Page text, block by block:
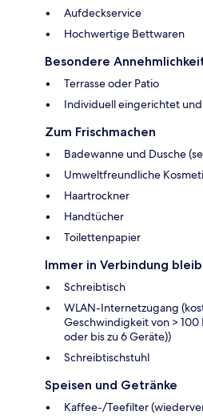
Aufdeckservice
Hochwertige Bettwaren
Besondere
Terrasse oder Patio
Individuell eingerichtet
Zum Frischmachen
Badewanne und Dusche
Umweltfreundliche
Haartrockner
Handtücher
Toilettenpapier
Immer in Verbindung
Schreibtisch
WLAN-Internetzugang
Geschwindigkeit von > 100
oder bis zu 6 Geräte))
Schreibtischstuhl
Speisen und Getränke
Kaffee-/Teefilter